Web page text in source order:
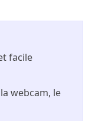
facile
webcam, le